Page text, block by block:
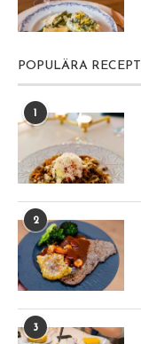
POPULÄRA RECEPT
2
3